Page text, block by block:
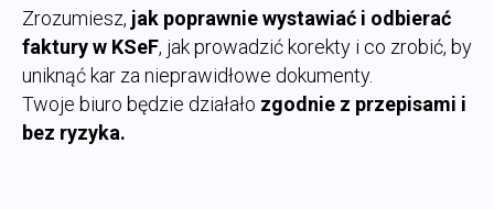
Zrozumiesz, jak poprawnie wystawiać i odbierać
faktury w KSeF, jak prowadzić korekty i co zrobić, by
uniknąć kar za nieprawidłowe dokumenty.
Twoje biuro będzie działało zgodnie z przepisami i
bez ryzyka.